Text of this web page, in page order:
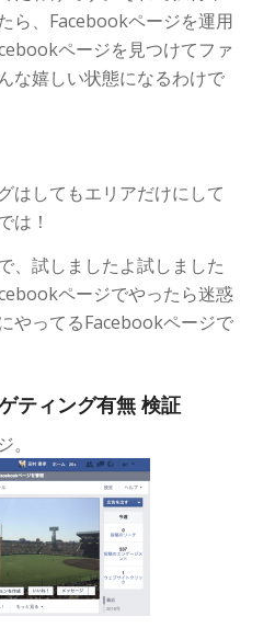
ら、Facebookページを運用
ページを見つけてファ
な嬉しい状態になるわけで
はしてもエリアだけにして
は！
、試しましたよ試しました
ページでやったら迷惑
やってるFacebookページで
ティング有無 検証